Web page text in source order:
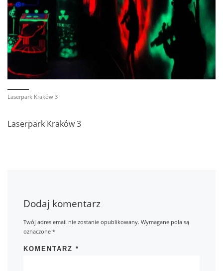
Laserpark Kraków 3
Laserpark Kraków 3
Dodaj komentarz
Twój adres email nie zostanie opublikowany. Wymagane pola są
oznaczone*
KOMENTARZ*